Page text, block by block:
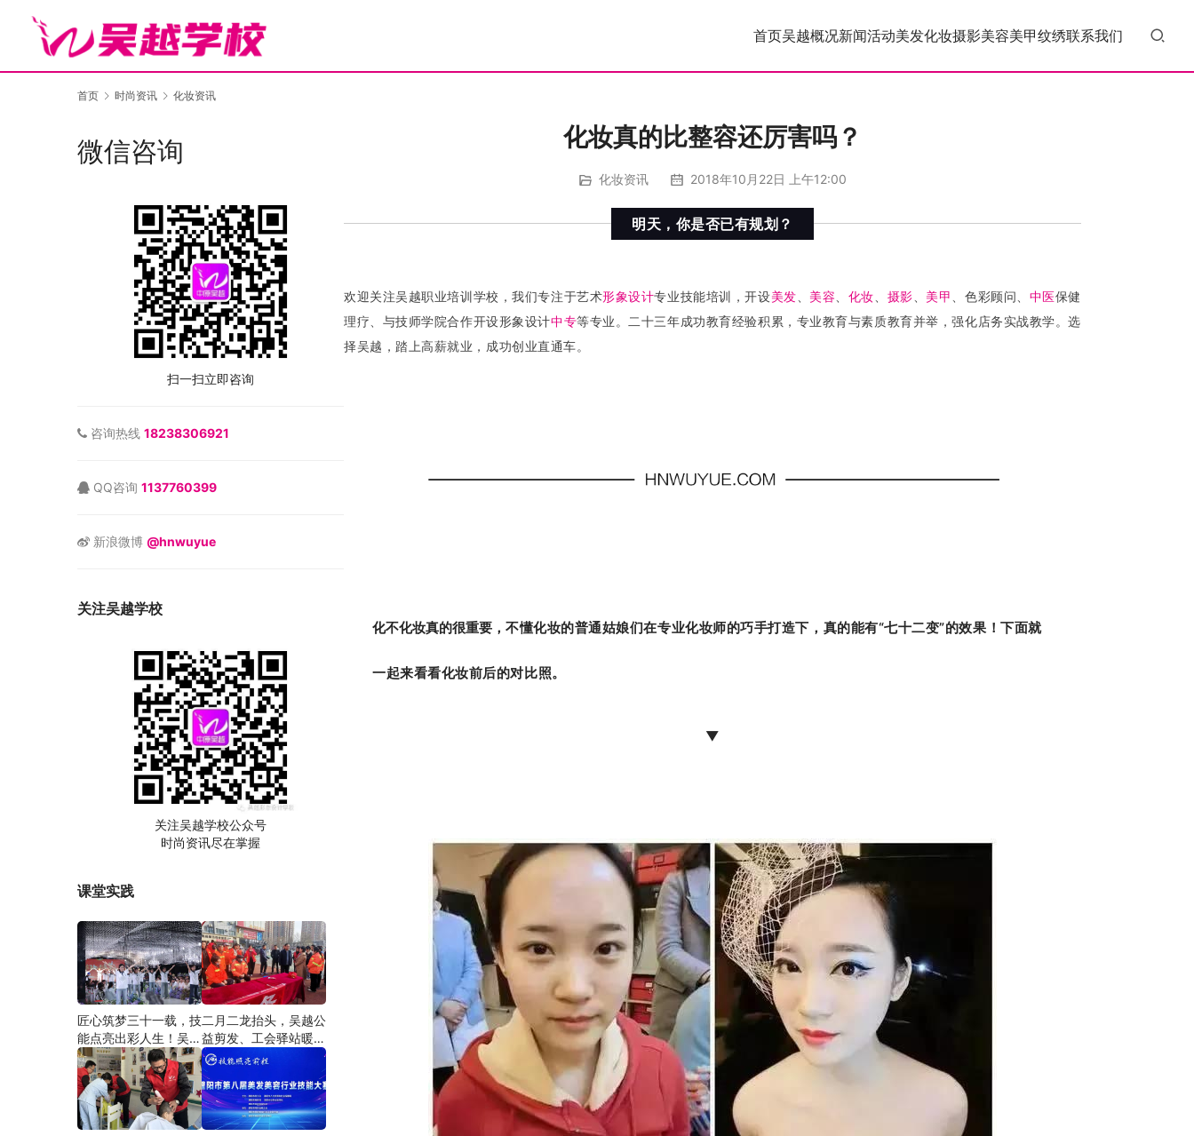
首页吴越概况新闻活动美发化妆摄影美容美甲纹绣联系我们
首页 时尚资讯 化妆资讯
化妆真的比整容还厉害吗？
化妆资讯 2018年10月22日 上午12:00
明天，你是否已有规划？
欢迎关注吴越职业培训学校，我们专注于艺术形象设计专业技能培训，开设美发 美容 化妆 摄影 美甲 、色彩顾问、 中医保健
理疗、与技师学院合作开设形象设计中专等专业。二十三年成功教育经验积累，专业教育与素质教育并举，强化店务实战教学。选
择吴越，踏上高薪就业，成功创业直通车。
化不化妆真的很重要， 不懂化妆的普通姑娘们在专业化妆师的巧手打造下， 真的能有“七十二变”的效果！下面就
一起来看看化妆前后的对比照。
▼
微信咨询
扫一扫立即咨询
咨询热线 18238306921
QQ咨询 1137760399
新浪微博 @hnwuyue
关注吴越学校
关注吴越学校公众号
时尚资讯尽在掌握
课堂实践
匠心筑梦三十一载，技
能点亮出彩人生！吴越
学校2026年学员学习
成果汇报会圆满成功！
二月二龙抬头，吴越公
益剪发、工会驿站暖人
心——义务剪发情暖户
外劳动者